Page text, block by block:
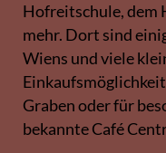
Hofreitschule, dem
mehr. Dort sind
Wiens und viele
Graben oder für
bekannte Café